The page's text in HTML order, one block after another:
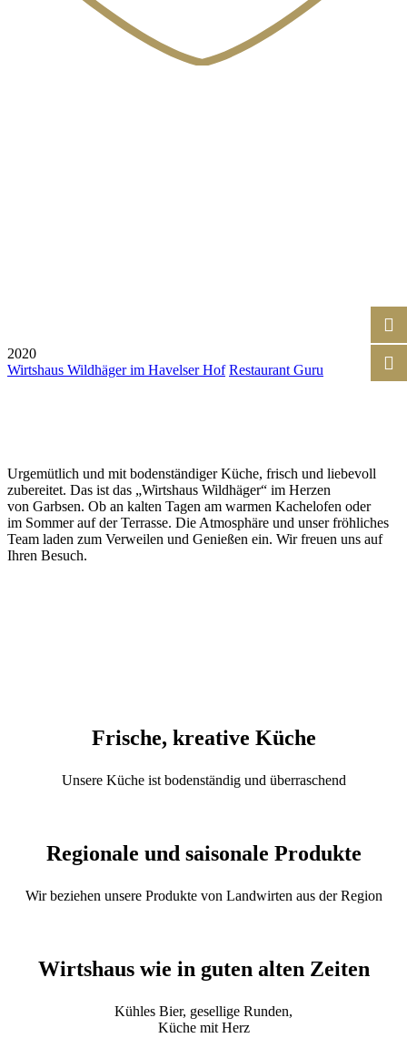
2020
Wirtshaus Wildhäger im Havelser Hof Restaurant Guru
Urgemütlich und mit bodenständiger Küche, frisch und liebevoll
zubereitet. Das ist das „Wirtshaus Wildhäger“ im Herzen
von Garbsen. Ob an kalten Tagen am warmen Kachelofen oder
im Sommer auf der Terrasse. Die Atmosphäre und unser fröhliches
Team laden zum Verweilen und Genießen ein. Wir freuen uns auf
Ihren Besuch.
Frische, kreative Küche
Unsere Küche ist bodenständig und überraschend
Regionale und saisonale Produkte
Wir beziehen unsere Produkte von Landwirten aus der Region
Wirtshaus wie in guten alten Zeiten
Kühles Bier, gesellige Runden,
Küche mit Herz